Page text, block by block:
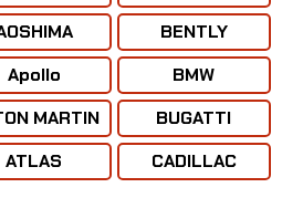
(Nga) - Siêu tiêm kích T50
Apollo
MARTIN
ATLAS
BENTLY
BMW
BUGATTI
CADILLAC